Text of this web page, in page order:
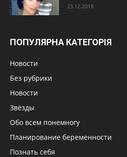
23.12.2018
ПОПУЛЯРНА КАТЕГОРІЯ
Новости
Без рубрики
Новости
Звёзды
Обо всем понемногу
Планирование беременности
Познать себя